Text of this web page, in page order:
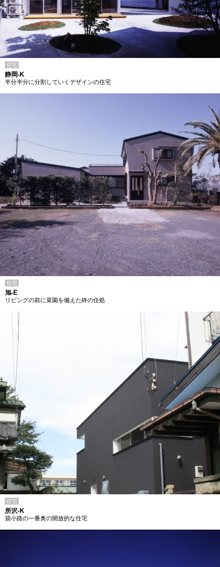
住宅
静岡-K
半分半分に分割していくデザインの住宅
住宅
旭-E
リビングの前に菜園を備えた終の住処
住宅
所沢-K
袋小路の一番奥の開放的な住宅